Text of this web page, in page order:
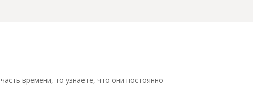
времени, то узнаете, что они постоянно